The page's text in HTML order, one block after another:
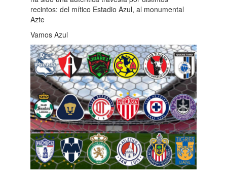
recintos: del mítico Estadio Azul, al monumental
Azte
Vamos Azul